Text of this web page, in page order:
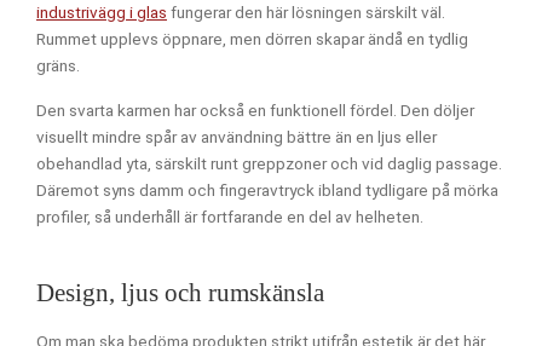
industrivägg i glas fungerar den här lösningen särskilt väl.
Rummet upplevs öppnare, men dörren skapar ändå en tydlig
gräns.
Den svarta karmen har också en funktionell fördel. Den döljer
visuellt mindre spår av användning bättre än en ljus eller
obehandlad yta, särskilt runt greppzoner och vid daglig passage.
Däremot syns damm och fingeravtryck ibland tydligare på mörka
profiler, så underhåll är fortfarande en del av helheten.
Design, ljus och rumskänsla
Om man ska bedöma produkten strikt utifrån estetik är det här